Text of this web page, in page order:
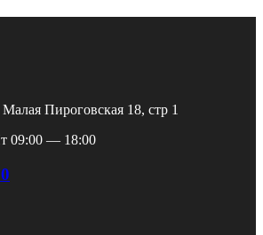
Пироговская 18, стр 1
09:00 — 18:00